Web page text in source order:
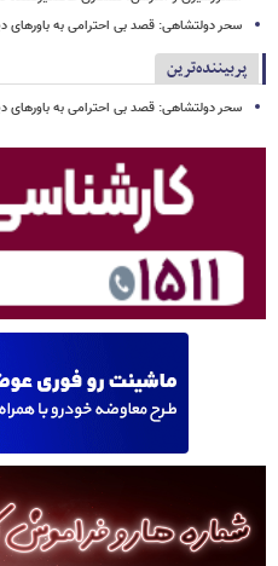
سحر دولتشاهی: قصد بی احترامی به باورهای
پربیننده‌ترین
سحر دولتشاهی: قصد بی احترامی به باورهای